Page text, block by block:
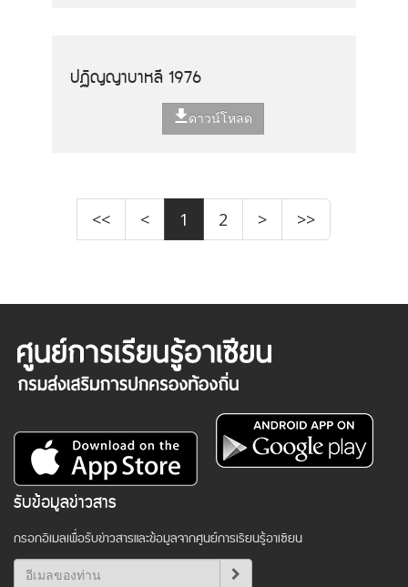
ปฏิญญาบาหลี 1976
ดาวน์โหลด
<< < 1 2 > >>
รับข้อมูลข่าวสาร
กรอกอีเมลเพื่อรับข่าวสารและข้อมูลจากศูนย์การเรียนรู้อาเซียน